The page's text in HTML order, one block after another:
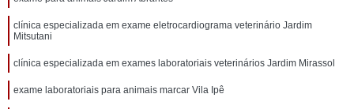
clínica especializada em exame eletrocardiograma veterinário Jardim
Mitsutani
clínica especializada em exames laboratoriais veterinários Jardim Mirassol
exame laboratoriais para animais marcar Vila Ipê